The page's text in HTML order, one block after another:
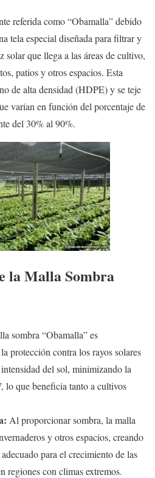
referida como “Obamalla” debido
tela especial diseñada para filtrar y
solar que llega a las áreas de cultivo,
patios y otros espacios. Esta
de alta densidad (HDPE) y se teje
varían en función del porcentaje de
del 30% al 90%.
la Malla Sombra
sombra “Obamalla” es
protección contra los rayos solares
del sol, minimizando la
lo que beneficia tanto a cultivos
Al proporcionar sombra, la malla
y otros espacios, creando
para el crecimiento de las
regiones con climas extremos.